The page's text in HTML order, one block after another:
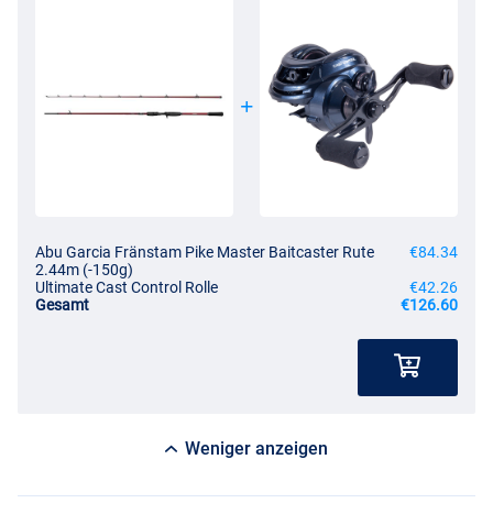
Abu Garcia Fränstam Pike Master Baitcaster Rute
2.44m (-150g)
€84.34
Ultimate Cast Control Rolle
€42.26
Gesamt
€126.60
Weniger anzeigen